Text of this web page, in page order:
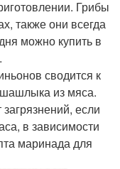
Грибы
также они всегда
можно купить в
сводится к
из мяса.
если
в зависимости
маринада для